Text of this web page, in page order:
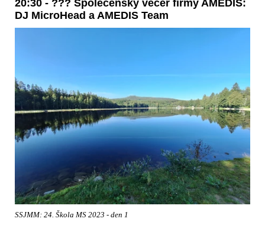
20:30 - ??? Společenský večer firmy AMEDIS:
DJ MicroHead a AMEDIS Team
SSJMM: 24. Škola MS 2023 - den 1